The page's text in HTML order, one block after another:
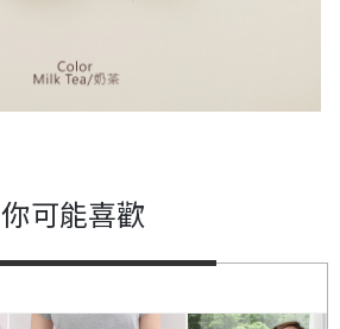
你可能喜歡